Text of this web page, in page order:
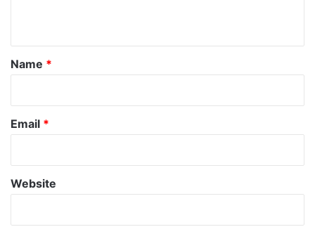
*
Name *
Email *
Website